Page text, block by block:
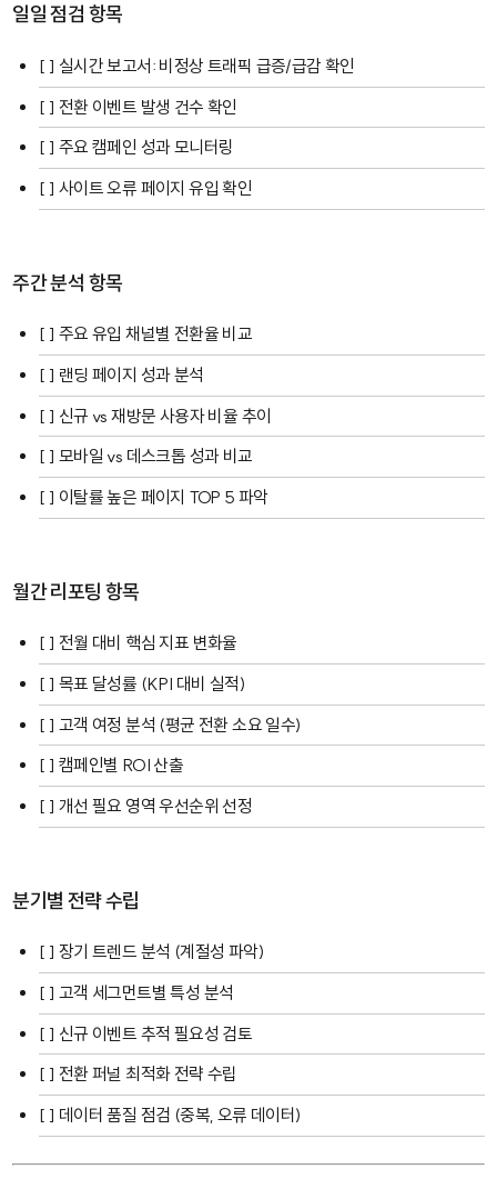
일일 점검 항목
[ ] 실시간 보고서: 비정상 트래픽 급증/급감 확인
[ ] 전환 이벤트 발생 건수 확인
[ ] 주요 캠페인 성과 모니터링
[ ] 사이트 오류 페이지 유입 확인
주간 분석 항목
[ ] 주요 유입 채널별 전환율 비교
[ ] 랜딩 페이지 성과 분석
[ ] 신규 vs 재방문 사용자 비율 추이
[ ] 모바일 vs 데스크톱 성과 비교
[ ] 이탈률 높은 페이지 TOP 5 파악
월간 리포팅 항목
[ ] 전월 대비 핵심 지표 변화율
[ ] 목표 달성률 (KPI 대비 실적)
[ ] 고객 여정 분석 (평균 전환 소요 일수)
[ ] 캠페인별 ROI 산출
[ ] 개선 필요 영역 우선순위 선정
분기별 전략 수립
[ ] 장기 트렌드 분석 (계절성 파악)
[ ] 고객 세그먼트별 특성 분석
[ ] 신규 이벤트 추적 필요성 검토
[ ] 전환 퍼널 최적화 전략 수립
[ ] 데이터 품질 점검 (중복, 오류 데이터)